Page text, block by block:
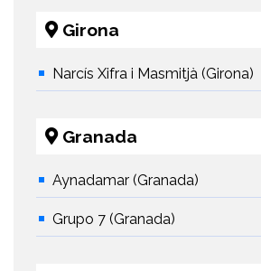
Girona
Narcís Xifra i Masmitjà (Girona)
Granada
Aynadamar (Granada)
Grupo 7 (Granada)